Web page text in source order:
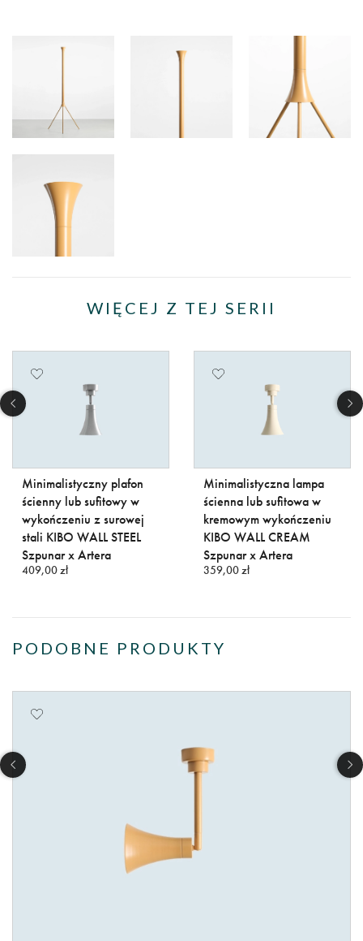
WIĘCEJ Z TEJ SERII
Minimalistyczny plafon
ścienny lub sufitowy w
wykończeniu z surowej
stali KIBO WALL STEEL
Szpunar x Artera
409,00 zł
Minimalistyczna lampa
ścienna lub sufitowa w
kremowym wykończeniu
KIBO WALL CREAM
Szpunar x Artera
359,00 zł
PODOBNE PRODUKTY